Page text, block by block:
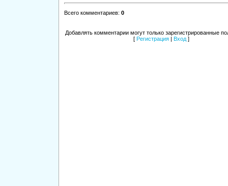
Всего комментариев: 0
Добавлять комментарии могут только зарегистрированные
[ Регистрация Вход ]